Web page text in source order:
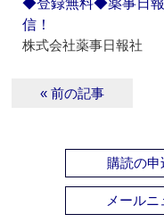
◆登録無料◆薬事日
信！
株式会社薬事日報社
« 前の記事
購読の申
メールニ